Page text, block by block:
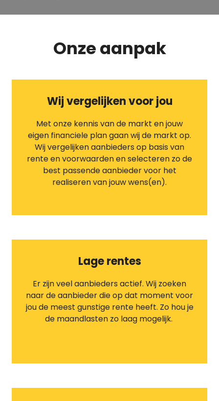
Onze aanpak
Wij vergelijken voor jou
Met onze kennis van de markt en jouw
eigen financiele plan gaan wij de markt op.
Wij vergelijken aanbieders op basis van
rente en voorwaarden en selecteren zo de
best passende aanbieder voor het
realiseren van jouw wens(en).
Lage rentes
Er zijn veel aanbieders actief. Wij zoeken
naar de aanbieder die op dat moment voor
jou de meest gunstige rente heeft. Zo hou je
de maandlasten zo laag mogelijk.